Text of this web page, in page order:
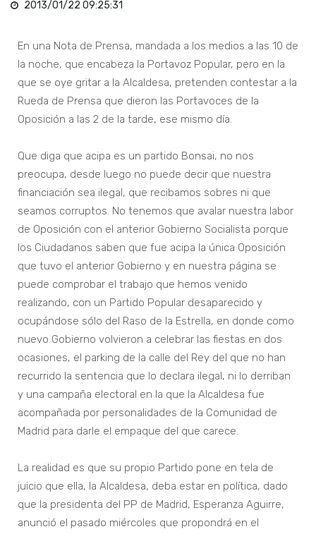
2013/01/22 09:25:31
En una Nota de Prensa, mandada a los medios a las 10 de
la noche, que encabeza la Portavoz Popular, pero en la
que se oye gritar a la Alcaldesa, pretenden contestar a la
Rueda de Prensa que dieron las Portavoces de la
Oposición a las 2 de la tarde, ese mismo día.
Que diga que acipa es un partido Bonsai, no nos
preocupa, desde luego no puede decir que nuestra
financiación sea ilegal, que recibamos sobres ni que
seamos corruptos. No tenemos que avalar nuestra labor
de Oposición con el anterior Gobierno Socialista porque
los Ciudadanos saben que fue acipa la única Oposición
que tuvo el anterior Gobierno y en nuestra página se
puede comprobar el trabajo que hemos venido
realizando, con un Partido Popular desaparecido y
ocupándose sólo del Raso de la Estrella, en donde como
nuevo Gobierno volvieron a celebrar las fiestas en dos
ocasiones, el parking de la calle del Rey del que no han
recurrido la sentencia que lo declara ilegal, ni lo derriban
y una campaña electoral en la que la Alcaldesa fue
acompañada por personalidades de la Comunidad de
Madrid para darle el empaque del que carece.
La realidad es que su propio Partido pone en tela de
juicio que ella, la Alcaldesa, deba estar en política, dado
que la presidenta del PP de Madrid, Esperanza Aguirre,
anunció el pasado miércoles que propondrá en el